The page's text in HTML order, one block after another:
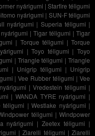
nyárigumi | Starfire téligumi
nyárigumi | SUN-F téligumi
nyárigumi | Superia téligumi |
| Tigar téligumi |Tigar
| Torque téligumi |Torque
|Toyo téligumi |Toyo
| Triangle téligumi |Triangle
| Unigrip téligumi | Unigrip
|Vee Rubber téligumi |Vee
|Vredestein téligumi |
| WANDA TYRE nyárigumi |
téligumi |Westlake nyárigumi |
téligumi | Windpower
nyárigumi |Zeetex téligumi |
|Ziarelli téligumi | Ziarelli